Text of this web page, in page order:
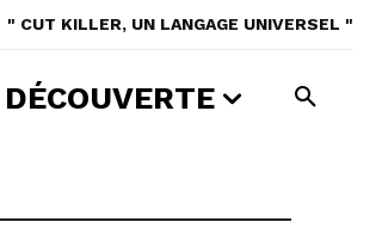
" CUT KILLER, UN LANGAGE UNIVERSEL "
DÉCOUVERTE